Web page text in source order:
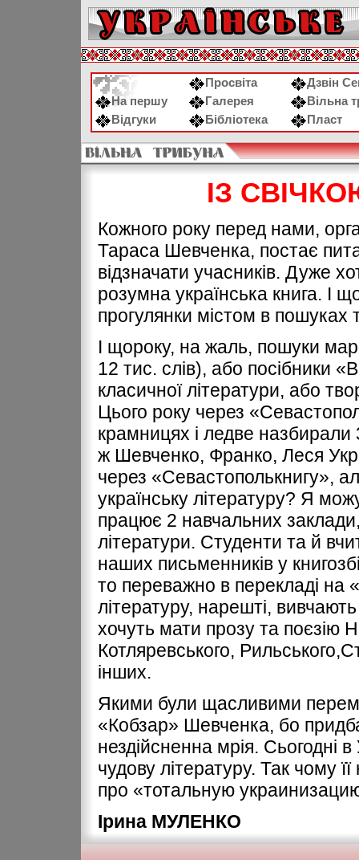
Просвіта
Дзвін
На першу
Галерея
Вільна
Відгуки
Бібліотека Пласт
ІЗ
Кожного року перед нами,
Тараса Шевченка, постає
вiдзначати учасникiв. Дуже
розумна українська книга. I
прогулянки мiстом в пошуках
I щороку, на жаль, пошуки
12 тис. слiв), або посiбники
класичної лiтератури, або
Цього року через
крамницях i ледве
ж Шевченко, Франко, Леся
через «Севастополькнигу»,
українську лiтературу? Я
працює 2 навчальних
лiтератури. Студенти та й
наших письменникiв у
то переважно в перекладi на
лiтературу, нарештi,
хочуть мати прозу та поєзiю
Котляревського,
iнших.
Якими були щасливими
«Кобзар» Шевченка, бо
нездiйсненна мрiя. Сьогоднi
чудову лiтературу. Так чому
про «тотальную
Iрина МУЛЕНКО